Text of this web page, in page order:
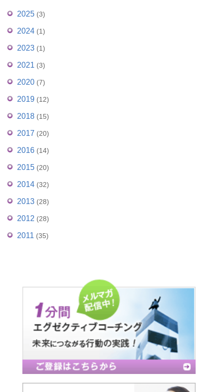
2025 (3)
2024 (1)
2023 (1)
2021 (3)
2020 (7)
2019 (12)
2018 (15)
2017 (20)
2016 (14)
2015 (20)
2014 (32)
2013 (28)
2012 (28)
2011 (35)